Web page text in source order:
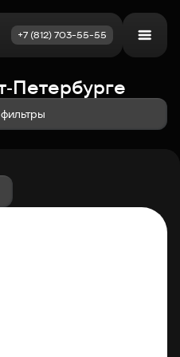
+7 (812) 703-55-55
в